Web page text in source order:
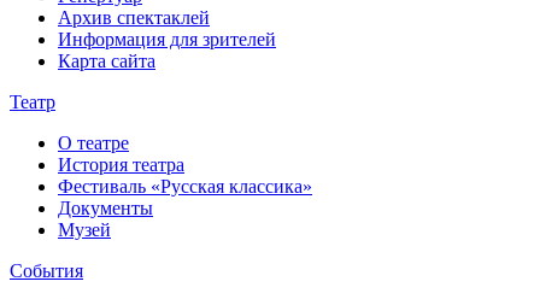
Архив спектаклей
Информация для зрителей
Карта сайта
Театр
О театре
История театра
Фестиваль «Русская классика»
Документы
Музей
События